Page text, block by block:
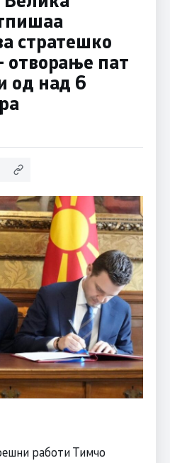
стратешко
отворање пат
од над 6
работи Тимчо